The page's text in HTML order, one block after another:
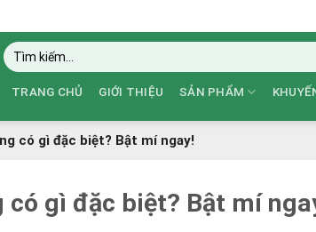
Tìm
kiếm:
TRANG CHỦ
GIỚI THIỆU SẢN PHẨM
có gì đặc biệt? Bật mí ngay!
có gì đặc biệt? Bật mí